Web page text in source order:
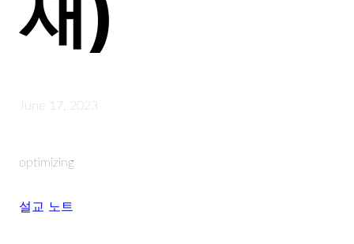
June 17, 2023
optimizing
설교 노트